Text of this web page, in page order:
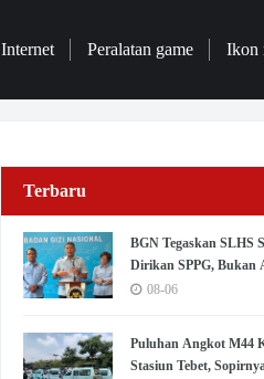
Internet Peralatan game Ikon
Terbaru
BGN Tegaskan SLHS
Dirikan SPPG, Bukan
08-06
Puluhan Angkot M44
Stasiun Tebet,